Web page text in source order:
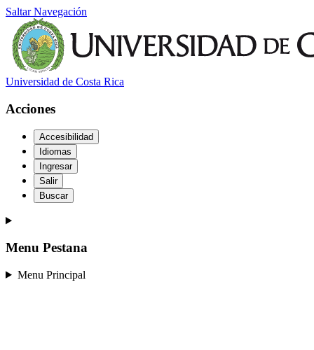
Saltar Navegación
Universidad de Costa Rica
Acciones
Accesibilidad
Idiomas
Ingresar
Salir
Buscar
Menu Pestana
Menu Principal